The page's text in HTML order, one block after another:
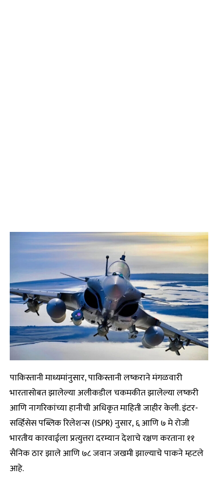
पाकिस्तानी माध्यमांनुसार, पाकिस्तानी लष्कराने मंगळवारी
भारतासोबत झालेल्या अलीकडील चकमकीत झालेल्या लष्करी
आणि नागरिकांच्या हानीची अधिकृत माहिती जाहीर केली. इंटर-
सर्व्हिसेस पब्लिक रिलेशन्स (ISPR) नुसार, ६ आणि ७ मे रोजी
भारतीय कारवाईला प्रत्युत्तरा दरम्यान देशाचे रक्षण करताना ११
सैनिक ठार झाले आणि ७८ जवान जखमी झाल्याचे पाकने म्हटले
आहे.